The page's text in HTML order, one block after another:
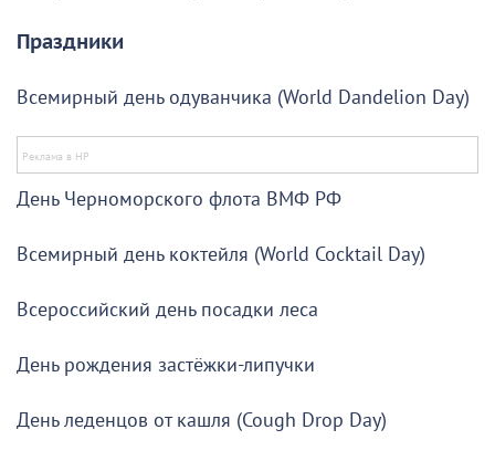
Праздники
Всемирный день одуванчика (World Dandelion Day)
День Черноморского флота ВМФ РФ
Всемирный день коктейля (World Cocktail Day)
Всероссийский день посадки леса
День рождения застёжки-липучки
День леденцов от кашля (Cough Drop Day)